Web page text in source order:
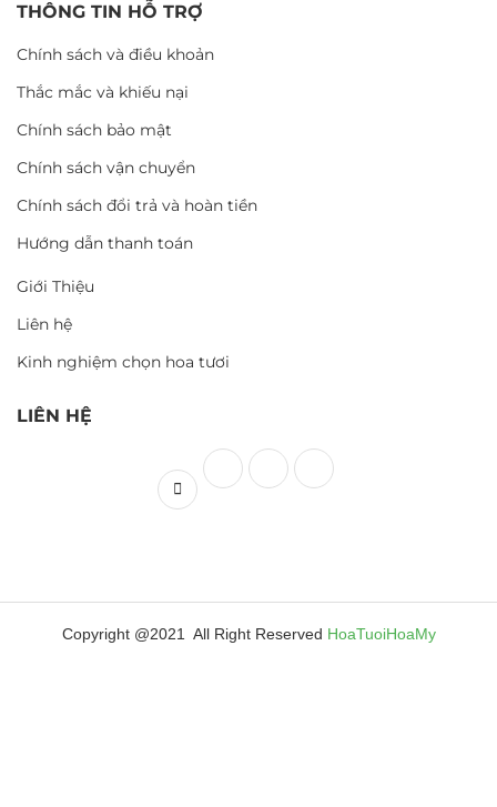
THÔNG TIN HỖ TRỢ
Chính sách và điều khoản
Thắc mắc và khiếu nại
Chính sách bảo mật
Chính sách vận chuyển
Chính sách đổi trả và hoàn tiền
Hướng dẫn thanh toán
Giới Thiệu
Liên hệ
Kinh nghiệm chọn hoa tươi
LIÊN HỆ
Copyright @2021 All Right Reserved HoaTuoiHoaMy